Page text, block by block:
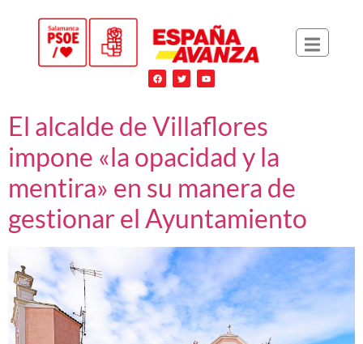
El alcalde de Villaflores
impone «la opacidad y la
mentira» en su manera de
gestionar el Ayuntamiento